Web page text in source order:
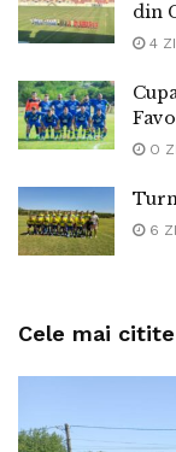
din
4
O
6
Cele mai